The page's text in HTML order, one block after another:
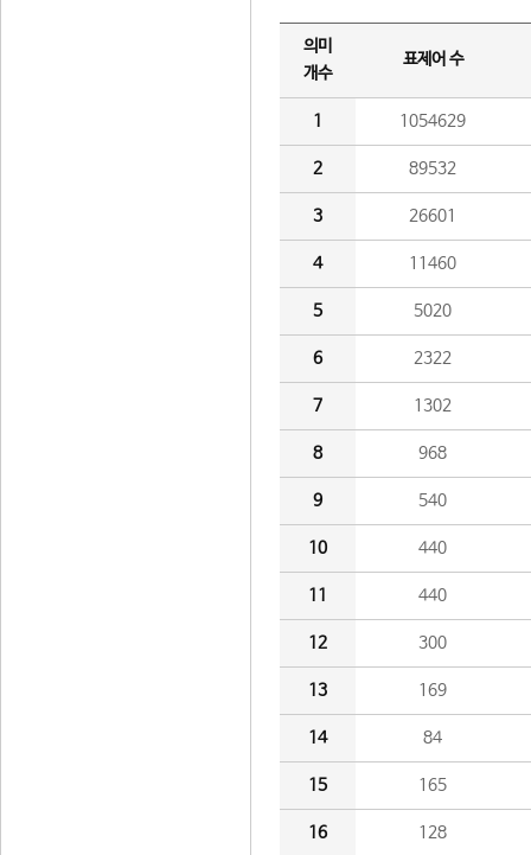
의미
개수
표제어 수
1 1054629
2 89532
3 26601
4 11460
5 5020
6 2322
7 1302
8 968
9 540
10 440
11 440
12 300
13 169
14 84
15 165
16 128